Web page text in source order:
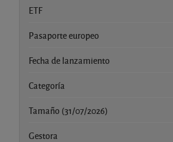
ETF
Pasaporte europeo
Fecha de lanzamiento
Categoría
Tamaño (31/07/2026)
Gestora